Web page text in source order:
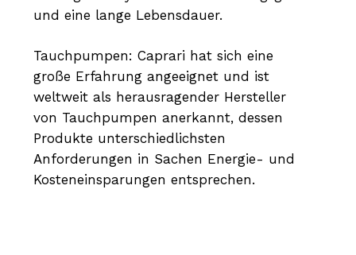
und eine lange Lebensdauer.
Tauchpumpen: Caprari hat sich eine
große Erfahrung angeeignet und ist
weltweit als herausragender Hersteller
von Tauchpumpen anerkannt, dessen
Produkte unterschiedlichsten
Anforderungen in Sachen Energie- und
Kosteneinsparungen entsprechen.